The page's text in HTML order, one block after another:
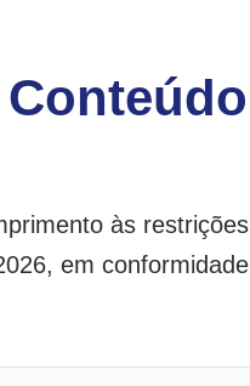
às restrições
em conformidade